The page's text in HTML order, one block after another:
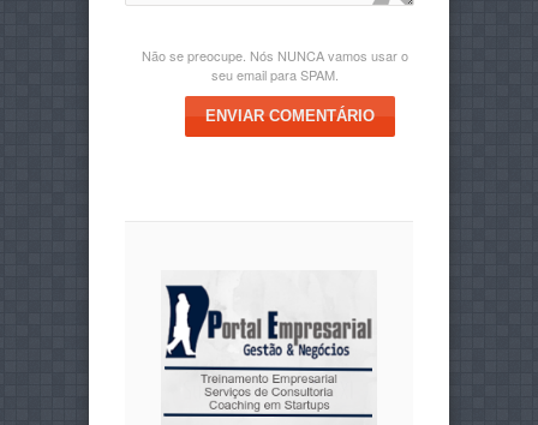
Não se preocupe. Nós NUNCA vamos usar o
seu email para SPAM.
ENVIAR COMENTÁRIO